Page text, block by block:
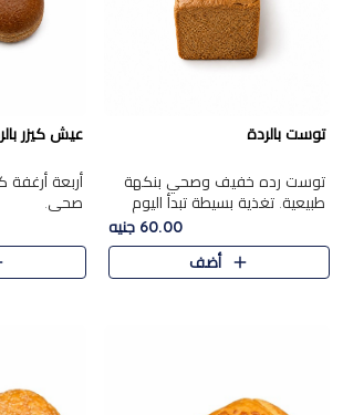
توست بالردة
توست رده خفيف وصحي بنكهة
طبيعية. تغذية بسيطة تبدأ اليوم
60.00 جنيه
أضف
عيش كيزر بالردة
أربعة أرغفة
صحي.